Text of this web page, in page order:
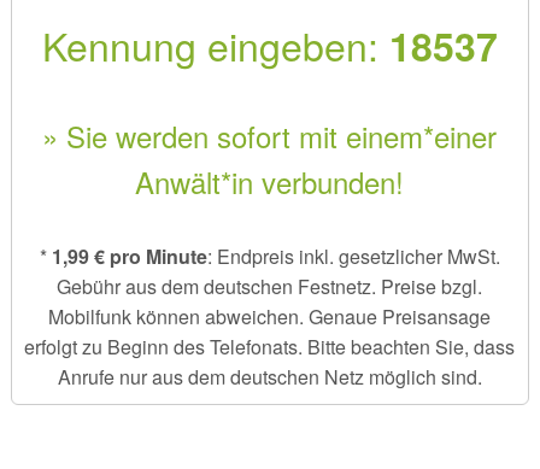
Kennung eingeben: 18537
» Sie werden sofort mit einem*einer
Anwält*in verbunden!
* 1,99 € pro Minute: Endpreis inkl. gesetzlicher MwSt.
Gebühr aus dem deutschen Festnetz. Preise bzgl.
Mobilfunk können abweichen. Genaue Preisansage
erfolgt zu Beginn des Telefonats. Bitte beachten Sie, dass
Anrufe nur aus dem deutschen Netz möglich sind.